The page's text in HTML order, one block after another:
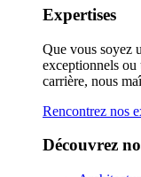
Expertises
Que vous soyez
exceptionnels ou
carrière, nous
Rencontrez nos
Découvrez